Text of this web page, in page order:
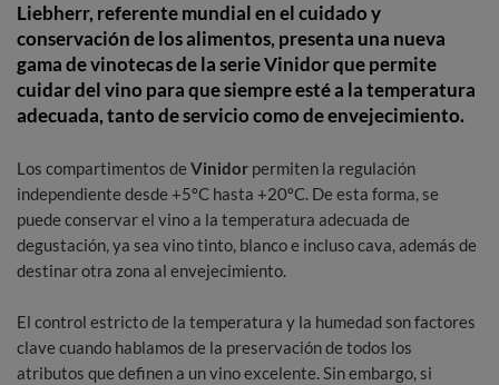
Liebherr, referente mundial en el cuidado y
conservación de los alimentos, presenta una nueva
gama de vinotecas de la serie Vinidor que permite
cuidar del vino para que siempre esté a la temperatura
adecuada, tanto de servicio como de envejecimiento.
Los compartimentos de Vinidor permiten la regulación
independiente desde +5ºC hasta +20ºC. De esta forma, se
puede conservar el vino a la temperatura adecuada de
degustación, ya sea vino tinto, blanco e incluso cava, además de
destinar otra zona al envejecimiento.
El control estricto de la temperatura y la humedad son factores
clave cuando hablamos de la preservación de todos los
atributos que definen a un vino excelente. Sin embargo, si